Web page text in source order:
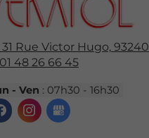
31 Rue Victor Hugo, 93240
01 48 26 66 45
- Ven : 07h30 - 16h30